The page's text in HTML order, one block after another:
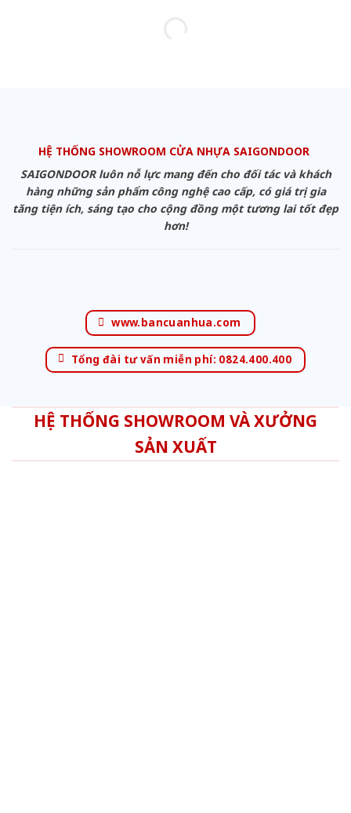
HỆ THỐNG SHOWROOM CỬA NHỰA SAIGONDOOR
SAIGONDOOR luôn nỗ lực mang đến cho đối tác và khách
hàng những sản phẩm công nghệ cao cấp, có giá trị gia
tăng tiện ích, sáng tạo cho cộng đồng một tương lai tốt đẹp
hơn!
www.bancuanhua.com
Tổng đài tư vấn miễn phí: 0824.400.400
HỆ THỐNG SHOWROOM VÀ XƯỞNG
SẢN XUẤT